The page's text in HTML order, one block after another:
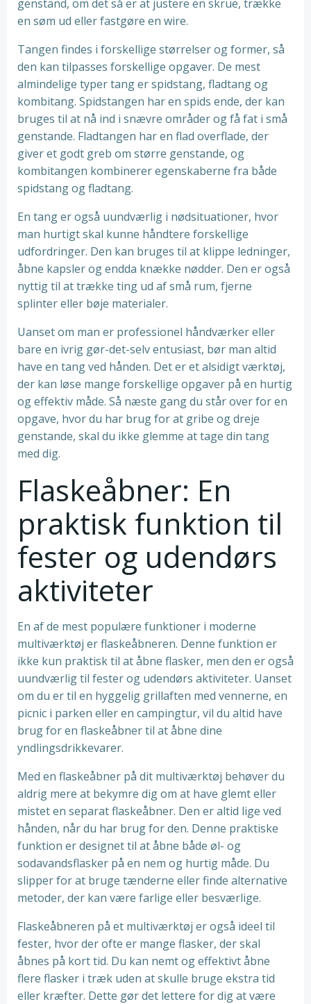
genstand, om det så er at justere en skrue, trække
en søm ud eller fastgøre en wire.
Tangen findes i forskellige størrelser og former, så
den kan tilpasses forskellige opgaver. De mest
almindelige typer tang er spidstang, fladtang og
kombitang. Spidstangen har en spids ende, der kan
bruges til at nå ind i snævre områder og få fat i små
genstande. Fladtangen har en flad overflade, der
giver et godt greb om større genstande, og
kombitangen kombinerer egenskaberne fra både
spidstang og fladtang.
En tang er også uundværlig i nødsituationer, hvor
man hurtigt skal kunne håndtere forskellige
udfordringer. Den kan bruges til at klippe ledninger,
åbne kapsler og endda knække nødder. Den er også
nyttig til at trække ting ud af små rum, fjerne
splinter eller bøje materialer.
Uanset om man er professionel håndværker eller
bare en ivrig gør-det-selv entusiast, bør man altid
have en tang ved hånden. Det er et alsidigt værktøj,
der kan løse mange forskellige opgaver på en hurtig
og effektiv måde. Så næste gang du står over for en
opgave, hvor du har brug for at gribe og dreje
genstande, skal du ikke glemme at tage din tang
med dig.
Flaskeåbner: En
praktisk funktion til
fester og udendørs
aktiviteter
En af de mest populære funktioner i moderne
multiværktøj er flaskeåbneren. Denne funktion er
ikke kun praktisk til at åbne flasker, men den er også
uundværlig til fester og udendørs aktiviteter. Uanset
om du er til en hyggelig grillaften med vennerne, en
picnic i parken eller en campingtur, vil du altid have
brug for en flaskeåbner til at åbne dine
yndlingsdrikkevarer.
Med en flaskeåbner på dit multiværktøj behøver du
aldrig mere at bekymre dig om at have glemt eller
mistet en separat flaskeåbner. Den er altid lige ved
hånden, når du har brug for den. Denne praktiske
funktion er designet til at åbne både øl- og
sodavandsflasker på en nem og hurtig måde. Du
slipper for at bruge tænderne eller finde alternative
metoder, der kan være farlige eller besværlige.
Flaskeåbneren på et multiværktøj er også ideel til
fester, hvor der ofte er mange flasker, der skal
åbnes på kort tid. Du kan nemt og effektivt åbne
flere flasker i træk uden at skulle bruge ekstra tid
eller kræfter. Dette gør det lettere for dig at være